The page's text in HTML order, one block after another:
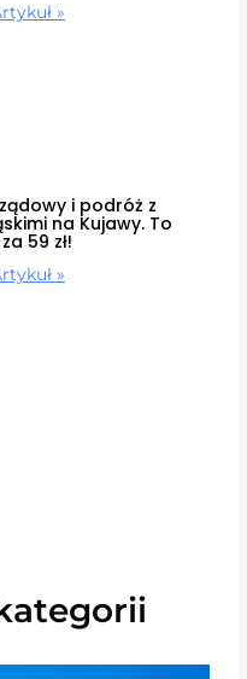
»
i podróż z
na Kujawy. To
59 zł!
»